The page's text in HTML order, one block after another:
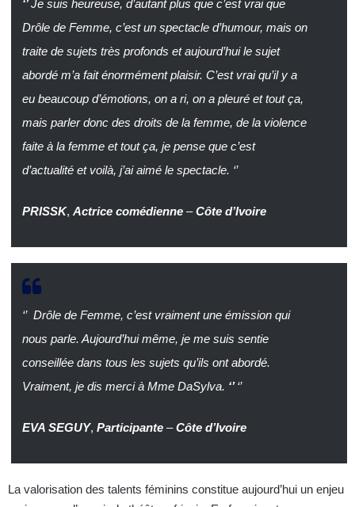
‘’Je suis heureuse, d’autant plus que c’est vrai que
Drôle de Femme, c’est un spectacle d’humour, mais on
traite de sujets très profonds et aujourd’hui le sujet
abordé m’a fait énormément plaisir. C’est vrai qu’il y a
eu beaucoup d’émotions, on a ri, on a pleuré et tout ça,
mais parler donc des droits de la femme, de la violence
faite à la femme et tout ça, je pense que c’est
d’actualité et voilà, j’ai aimé le spectacle. ‘’
PRISSK, Actrice comédienne–Côte d’Ivoire
‘’ Drôle de Femme, c’est vraiment une émission qui
nous parle. Aujourd’hui même, je me suis sentie
conseillée dans tous les sujets qu’ils ont abordé.
Vraiment, je dis merci à Mme DaSylva. ‘’‘’
EVA SEGUY, Participante–Côte d’Ivoire
La valorisation des talents féminins constitue aujourd’hui un enjeu